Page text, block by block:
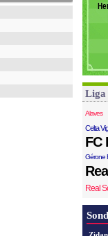
Liga
Alaves
Celta
FC
Gérone
Real